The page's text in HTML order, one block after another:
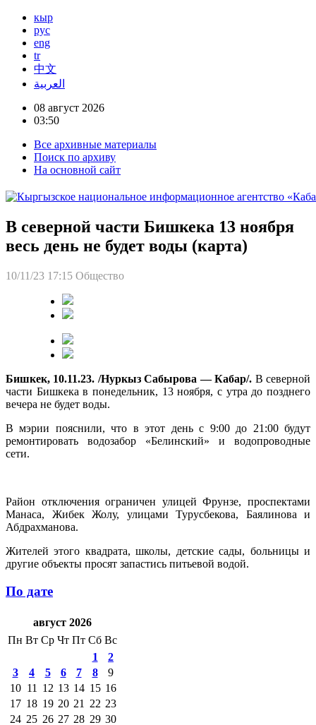
кыр
рус
eng
tr
中文
العربية
08 август 2026
03:50
Все архивные материалы
Поиск по архиву
На основной сайт
В северной части Бишкека 13 ноября
весь день не будет воды (карта)
10/11/23 17:15 Общество
Бишкек, 10.11.23. /Нуркыз Сабырова — Кабар/. В северной
части Бишкека в понедельник, 13 ноября, с утра до позднего
вечера не будет воды.
В мэрии пояснили, что в этот день с 9:00 до 21:00 будут
ремонтировать водозабор «Белинский» и водопроводные
сети.
Район отключения ограничен улицей Фрунзе, проспектами
Манаса, Жибек Жолу, улицами Турусбекова, Баялинова и
Абдрахманова.
Жителей этого квадрата, школы, детские сады, больницы и
другие объекты просят запастись питьевой водой.
По дате
август 2026
Пн Вт Ср Чт Пт Сб Вс
1
2
3
4 5 6 7 8
9
10 11 12 13 14 15 16
17 18 19 20 21 22 23
24 25 26 27 28 29 30